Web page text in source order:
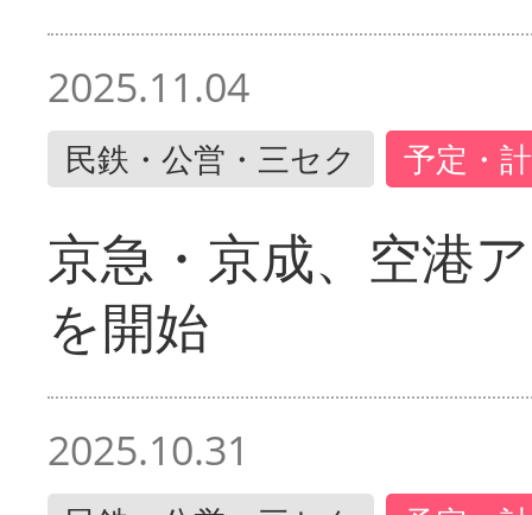
2025.11.04
民鉄・公営・三セク 予定・
京急・京成、空港
を開始
2025.10.31